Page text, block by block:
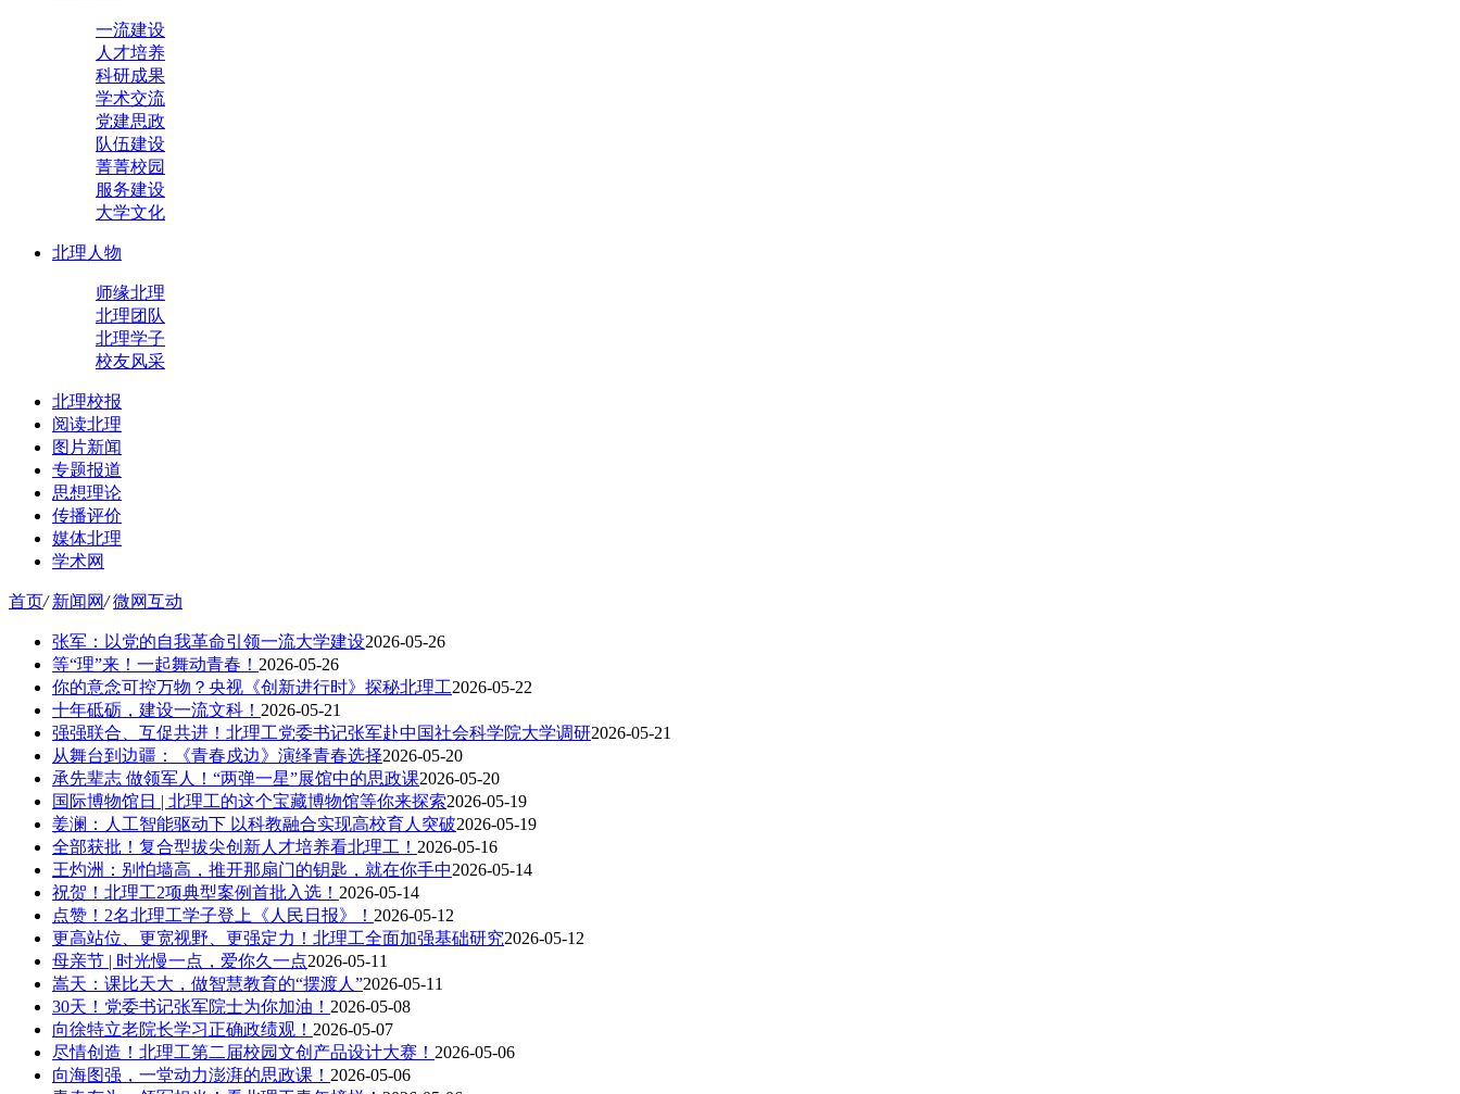
一流建设
人才培养
科研成果
学术交流
党建思政
队伍建设
菁菁校园
服务建设
大学文化
北理人物
师缘北理
北理团队
北理学子
校友风采
北理校报
阅读北理
图片新闻
专题报道
思想理论
传播评价
媒体北理
学术网
首页/ 新闻网/ 微网互动
张军：以党的自我革命引领一流大学建设2026-05-26
等“理”来！一起舞动青春！ 2026-05-26
你的意念可控万物？央视《创新进行时》探秘北理工2026-05-22
十年砥砺，建设一流文科！ 2026-05-21
强强联合、互促共进！北理工党委书记张军赴中国社会科学院大学调研2026-05-21
从舞台到边疆：《青春戍边》演绎青春选择2026-05-20
承先辈志 做领军人！“两弹一星”展馆中的思政课2026-05-20
国际博物馆日 | 北理工的这个宝藏博物馆等你来探索2026-05-19
姜澜：人工智能驱动下 以科教融合实现高校育人突破2026-05-19
全部获批！复合型拔尖创新人才培养看北理工！ 2026-05-16
王灼洲：别怕墙高，推开那扇门的钥匙，就在你手中2026-05-14
祝贺！北理工2项典型案例首批入选！ 2026-05-14
点赞！2名北理工学子登上《人民日报》！ 2026-05-12
更高站位、更宽视野、更强定力！北理工全面加强基础研究2026-05-12
母亲节 | 时光慢一点，爱你久一点2026-05-11
嵩天：课比天大，做智慧教育的“摆渡人”2026-05-11
30天！党委书记张军院士为你加油！ 2026-05-08
向徐特立老院长学习正确政绩观！ 2026-05-07
尽情创造！北理工第二届校园文创产品设计大赛！ 2026-05-06
向海图强，一堂动力澎湃的思政课！ 2026-05-06